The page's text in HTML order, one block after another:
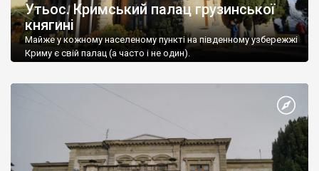
Утьос. Кримський палац грузинської
княгині
Майже у кожному населеному пункті на південному узбережжі
Криму є свій палац (а часто і не один).